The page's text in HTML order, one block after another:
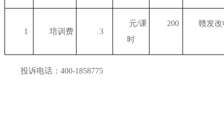
1 培训费 3
元/课
时
200 赣发
投诉电话： 400-1858775